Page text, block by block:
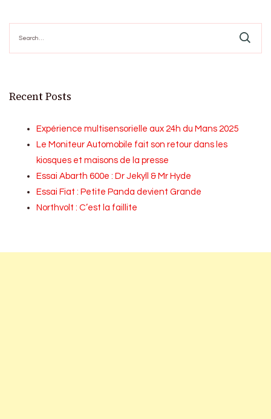
for:
Recent Posts
Expérience multisensorielle aux 24h du Mans 2025
Le Moniteur Automobile fait son retour dans les
kiosques et maisons de la presse
Essai Abarth 600e : Dr Jekyll & Mr Hyde
Essai Fiat : Petite Panda devient Grande
Northvolt : C’est la faillite